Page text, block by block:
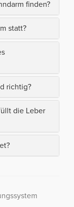
finden?
statt?
richtig?
die Leber